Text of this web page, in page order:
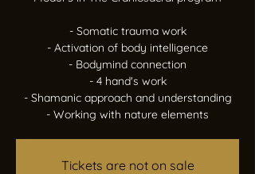
- Somatic trauma work
- Activation of body intelligence
- Bodymind connection
- 4 hand's work
- Shamanic approach and understanding
Tickets are not on sale